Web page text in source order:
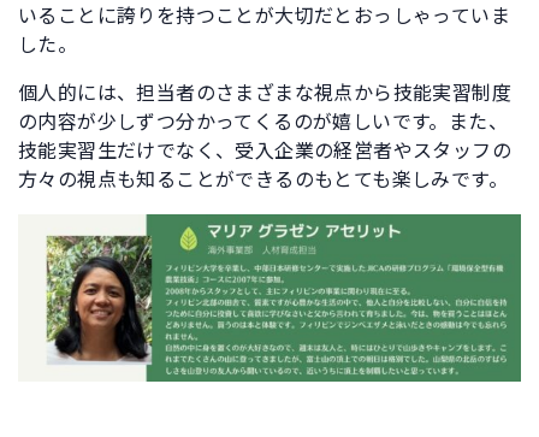
いることに誇りを持つことが大切だとおっしゃっていま
した。
個人的には、担当者のさまざまな視点から技能実習制度
の内容が少しずつ分かってくるのが嬉しいです。また、
技能実習生だけでなく、受入企業の経営者やスタッフの
方々の視点も知ることができるのもとても楽しみです。